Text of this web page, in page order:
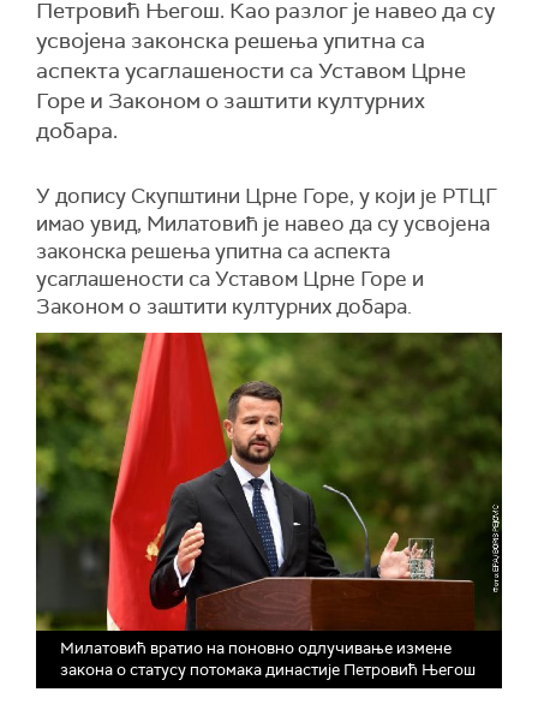
Петровић Његош. Као разлог је навео да су
усвојена законска решења упитна са
аспекта усаглашености са Уставом Црне
Горе и Законом о заштити културних
добара.
У допису Скупштини Црне Горе, у који је РТЦГ
имао увид, Милатовић је навео да су усвојена
законска решења упитна са аспекта
усаглашености са Уставом Црне Горе и
Законом о заштити културних добара.
Милатовић вратио на поновно одлучивање измене
закона о статусу потомака династије Петровић Његош